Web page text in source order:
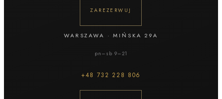
ZAREZERWUJ
WARSZAWA ·MIŃSKA 29A
pn–sb 9–21
+48 732 228 806